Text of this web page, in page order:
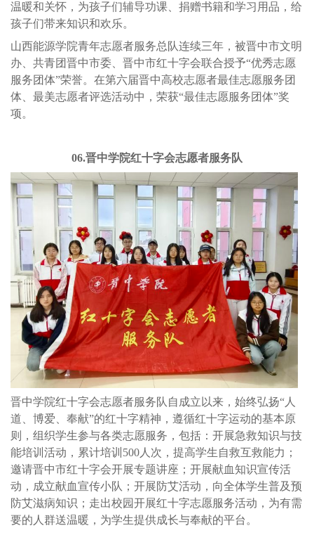
温暖和关怀，为孩子们辅导功课、捐赠书籍和学习用品，给
孩子们带来知识和欢乐。
山西能源学院青年志愿者服务总队连续三年，被晋中市文明
办、共青团晋中市委、晋中市红十字会联合授予“优秀志愿
服务团体”荣誉。在第六届晋中高校志愿者最佳志愿服务团
体、最美志愿者评选活动中，荣获“最佳志愿服务团体”奖
项。
06.晋中学院红十字会志愿者服务队
晋中学院红十字会志愿者服务队自成立以来，始终弘扬“人
道、博爱、奉献”的红十字精神，遵循红十字运动的基本原
则，组织学生参与各类志愿服务，包括：开展急救知识与技
能培训活动，累计培训500人次，提高学生自救互救能力；
邀请晋中市红十字会开展专题讲座；开展献血知识宣传活
动，成立献血宣传小队；开展防艾活动，向全体学生普及预
防艾滋病知识；走出校园开展红十字志愿服务活动，为有需
要的人群送温暖，为学生提供成长与奉献的平台。